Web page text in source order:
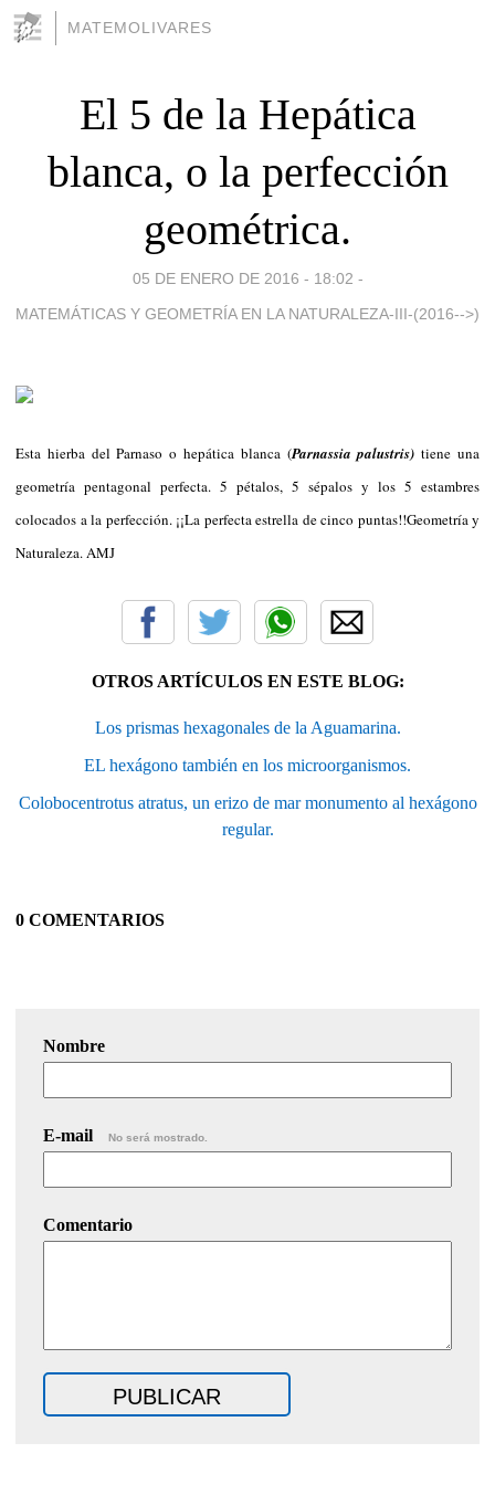
MATEMOLIVARES
El 5 de la Hepática
blanca, o la perfección
geométrica.
05 DE ENERO DE 2016 - 18:02 -
MATEMÁTICAS Y GEOMETRÍA EN LA NATURALEZA-III-(2016-->)
Esta hierba del Parnaso o hepática blanca (Parnassia palustris)tiene una
geometría pentagonal perfecta. 5 pétalos, 5 sépalos y los 5 estambres
colocados a la perfección. ¡¡La perfecta estrella de cinco puntas!!Geometría y
Naturaleza. AMJ
OTROS ARTÍCULOS EN ESTE BLOG:
Los prismas hexagonales de la Aguamarina.
EL hexágono también en los microorganismos.
Colobocentrotus atratus, un erizo de mar monumento al hexágono
regular.
0 COMENTARIOS
Nombre
E-mail No será mostrado.
Comentario